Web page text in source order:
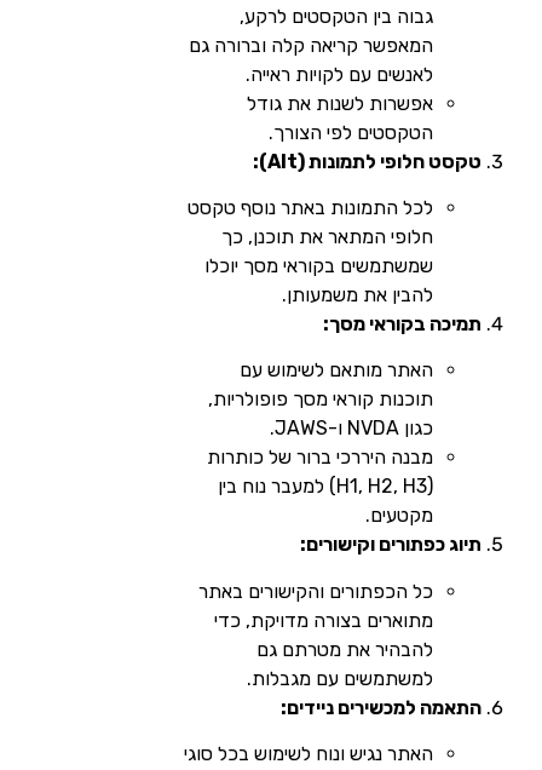
גבוה בין הטקסטים לרקע,
המאפשר קריאה קלה וברורה גם
לאנשים עם לקויות ראייה.
אפשרות לשנות את גודל
הטקסטים לפי הצורך.
טקסט חלופי לתמונות (Alt):
לכל התמונות באתר נוסף טקסט
חלופי המתאר את תוכנן, כך
שמשתמשים בקוראי מסך יוכלו
להבין את משמעותן.
תמיכה בקוראי מסך:
האתר מותאם לשימוש עם
תוכנות קוראי מסך פופולריות,
כגון NVDA ו-JAWS.
מבנה היררכי ברור של כותרות
(H1, H2, H3) למעבר נוח בין
מקטעים.
תיוג כפתורים וקישורים:
כל הכפתורים והקישורים באתר
מתוארים בצורה מדויקת, כדי
להבהיר את מטרתם גם
למשתמשים עם מגבלות.
התאמה למכשירים ניידים:
האתר נגיש ונוח לשימוש בכל סוגי